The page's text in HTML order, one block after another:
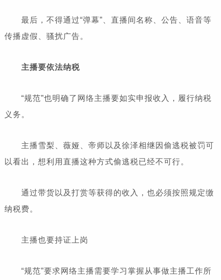
最后，不得通过“弹幕”、直播间名称、公告、语音等
传播虚假、骚扰广告。
主播要依法纳税
“规范”也明确了网络主播要如实申报收入，履行纳税
义务。
主播雪梨、薇娅、帝师以及徐泽相继因偷逃税被罚可
以看出，想利用直播这种方式偷逃税已经不可行。
通过带货以及打赏等获得的收入，也必须按照规定缴
纳税费。
主播也要持证上岗
“规范”要求网络主播需要学习掌握从事做主播工作所